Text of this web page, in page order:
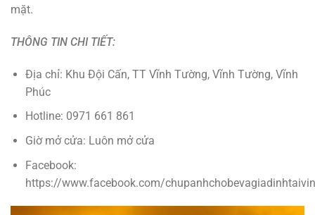
mặt.
THÔNG TIN CHI TIẾT:
Địa chỉ: Khu Đội Cấn, TT Vĩnh Tường, Vĩnh Tường, Vĩnh
Phúc
Hotline: 0971 661 861
Giờ mở cửa: Luôn mở cửa
Facebook:
https://www.facebook.com/